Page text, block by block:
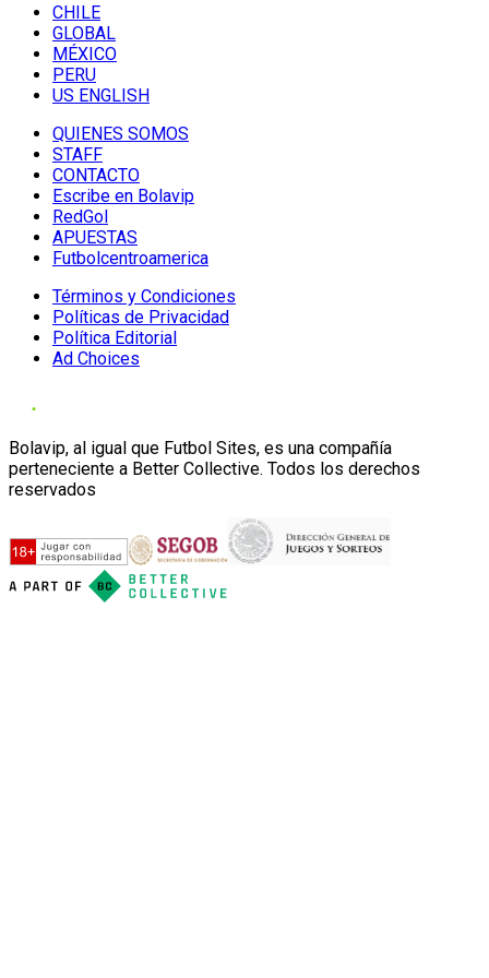
CHILE
GLOBAL
MÉXICO
PERU
US ENGLISH
QUIENES SOMOS
STAFF
CONTACTO
Escribe en Bolavip
RedGol
APUESTAS
Futbolcentroamerica
Términos y Condiciones
Políticas de Privacidad
Política Editorial
Ad Choices
Bolavip, al igual que Futbol Sites, es una compañía
perteneciente a Better Collective. Todos los derechos
reservados